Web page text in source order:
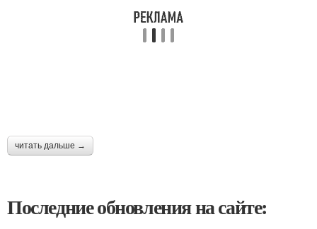
читать дальше →
Последние обновления на сайте: